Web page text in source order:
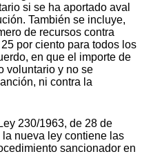
si se ha aportado aval
También se incluye,
de recursos contra
por ciento para todos los
en que el importe de
voluntario y no se
ni contra la
230/1963, de 28 de
nueva ley contiene las
sancionador en